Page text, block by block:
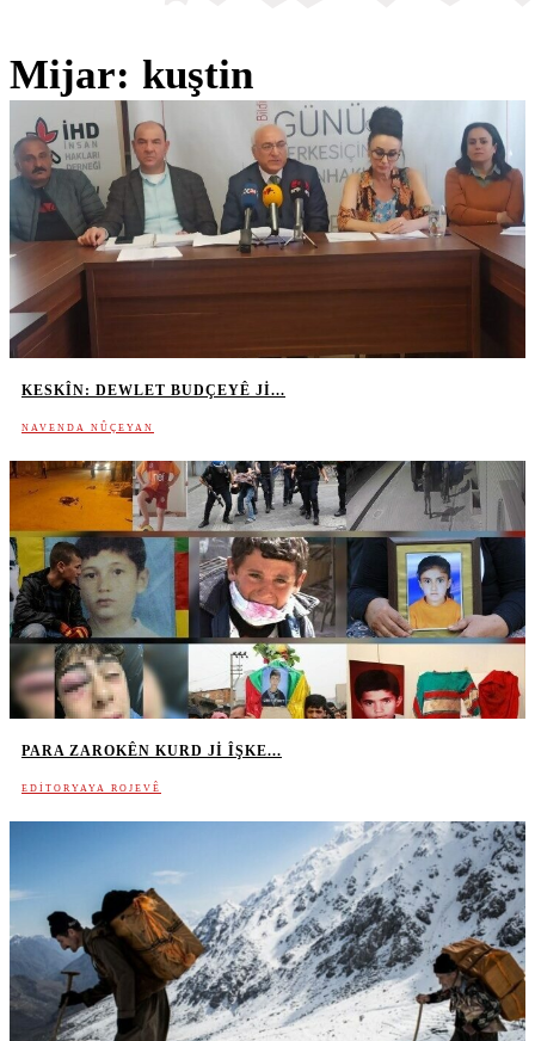
Mijar: kuştin
KESKÎN: DEWLET BUDÇEYÊ JI...
NAVENDA NÛÇEYAN
PARA ZAROKÊN KURD JI ÎŞKE...
EDITORYAYA ROJEVÊ